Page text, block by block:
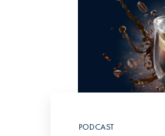
PODCAST